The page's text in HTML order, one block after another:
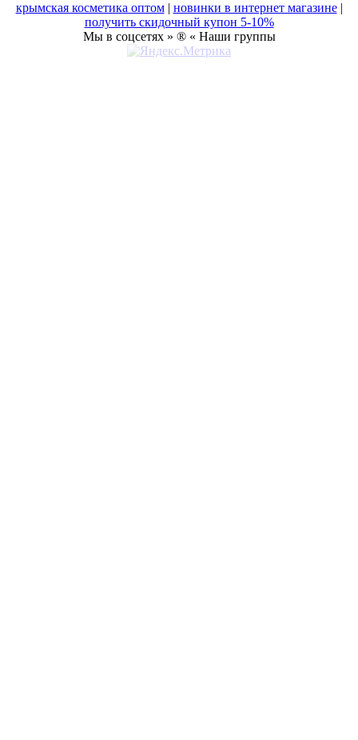
крымская косметика оптом| новинки в интернет магазине|
получить скидочный купон 5-10%
Мы в соцсетях » ® « Наши группы